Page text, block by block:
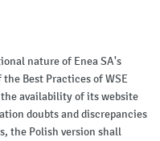
nature of Enea SA's
Best Practices of WSE
the availability of its website
doubts and discrepancies
the Polish version shall